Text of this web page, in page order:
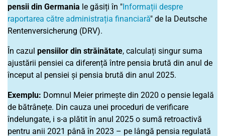
pensii din Germania le găsiți în "Informații despre
raportarea către administrația financiară" de la Deutsche
Rentenversicherung (DRV).
În cazul pensiilor din străinătate, calculați singur suma
ajustării pensiei ca diferență între pensia brută din anul de
început al pensiei și pensia brută din anul 2025.
Exemplu: Domnul Meier primește din 2020 o pensie legală
de bătrânețe. Din cauza unei proceduri de verificare
îndelungate, i s-a plătit în anul 2025 o sumă retroactivă
pentru anii 2021 până în 2023 – pe lângă pensia regulată